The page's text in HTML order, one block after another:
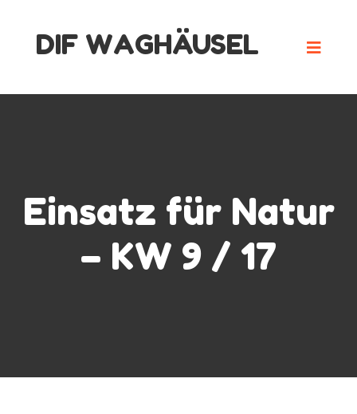
DIF WAGHÄUSEL
Einsatz für Natur
– KW 9 / 17